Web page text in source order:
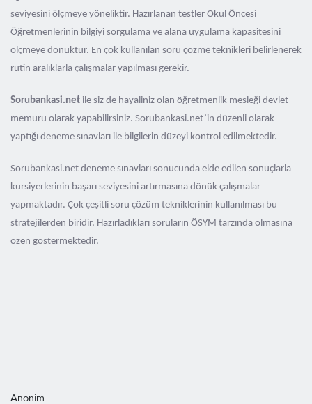
seviyesini ölçmeye yöneliktir. Hazırlanan testler Okul Öncesi
Öğretmenlerinin bilgiyi sorgulama ve alana uygulama kapasitesini
ölçmeye dönüktür. En çok kullanılan soru çözme teknikleri belirlenerek
rutin aralıklarla çalışmalar yapılması gerekir.
Sorubankasi.net ile siz de hayaliniz olan öğretmenlik mesleği devlet
memuru olarak yapabilirsiniz. Sorubankasi.net’in düzenli olarak
yaptığı deneme sınavları ile bilgilerin düzeyi kontrol edilmektedir.
Sorubankasi.net deneme sınavları sonucunda elde edilen sonuçlarla
kursiyerlerinin başarı seviyesini artırmasına dönük çalışmalar
yapmaktadır. Çok çeşitli soru çözüm tekniklerinin kullanılması bu
stratejilerden biridir. Hazırladıkları soruların ÖSYM tarzında olmasına
özen göstermektedir.
Anonim